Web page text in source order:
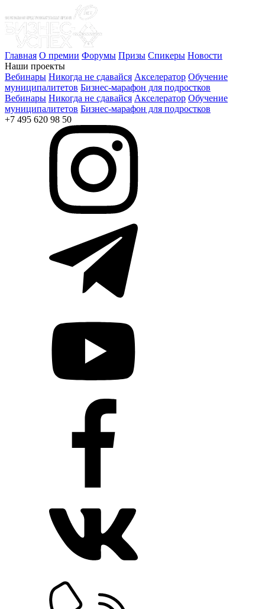
Главная О премии Форумы Призы Спикеры Новости
Наши проекты
Вебинары Никогда не сдавайся Акселератор Обучение
муниципалитетов Бизнес-марафон для подростков
Вебинары Никогда не сдавайся Акселератор Обучение
муниципалитетов Бизнес-марафон для подростков
+7 495 620 98 50